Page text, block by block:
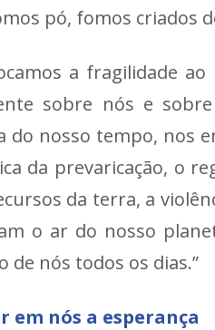
pó, fomos criados
a fragilidade
sobre nós e
do nosso tempo, nos
da prevaricação, o
da terra, a
o ar do nosso
nós todos os dias.”
em nós a esperança